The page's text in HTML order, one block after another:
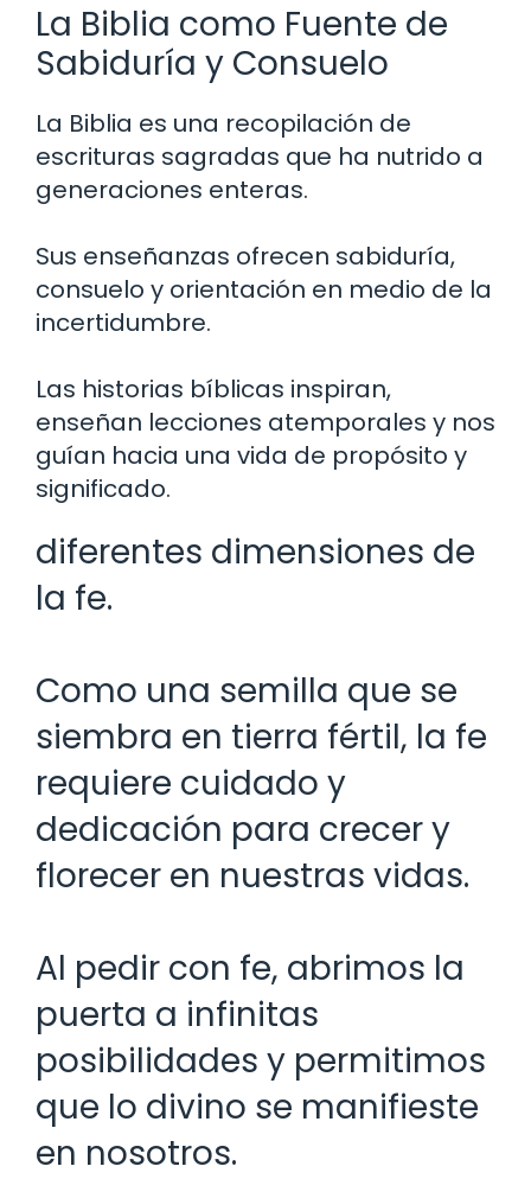
La Biblia como Fuente de
Sabiduría y Consuelo
La Biblia es una recopilación de
escrituras sagradas que ha nutrido a
generaciones enteras.
Sus enseñanzas ofrecen sabiduría,
consuelo y orientación en medio de la
incertidumbre.
Las historias bíblicas inspiran,
enseñan lecciones atemporales y nos
guían hacia una vida de propósito y
significado.
diferentes dimensiones de
la fe.
Como una semilla que se
siembra en tierra fértil, la fe
requiere cuidado y
dedicación para crecer y
florecer en nuestras vidas.
Al pedir con fe, abrimos la
puerta a infinitas
posibilidades y permitimos
que lo divino se manifieste
en nosotros.